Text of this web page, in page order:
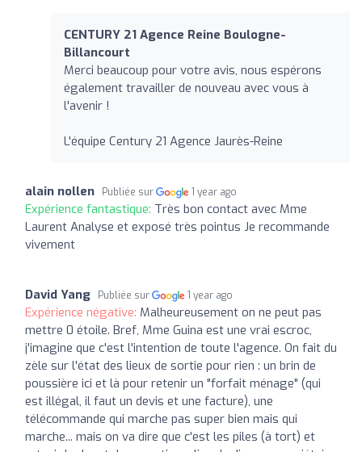
CENTURY 21 Agence Reine Boulogne-
Billancourt
Merci beaucoup pour votre avis, nous espérons
également travailler de nouveau avec vous à
l'avenir !
L'équipe Century 21 Agence Jaurès-Reine
alain nollen Publiée sur 1 year ago
Expérience fantastique: Très bon contact avec Mme
Laurent Analyse et exposé très pointus Je recommande
vivement
David Yang Publiée sur 1 year ago
Expérience négative: Malheureusement on ne peut pas
mettre 0 étoile. Bref, Mme Guina est une vrai escroc,
j'imagine que c'est l'intention de toute l'agence. On fait du
zèle sur l'état des lieux de sortie pour rien : un brin de
poussière ici et là pour retenir un "forfait ménage" (qui
est illégal, il faut un devis et une facture), une
télécommande qui marche pas super bien mais qui
marche... mais on va dire que c'est les piles (à tort) et